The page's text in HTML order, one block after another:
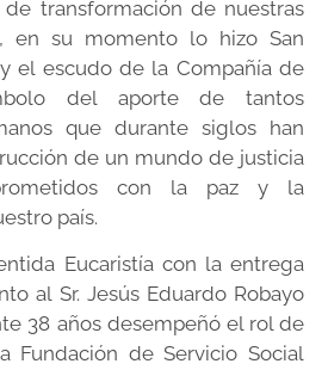
transformación de nuestras
en su momento lo hizo San
el escudo de la Compañía de
del aporte de tantos
que durante siglos han
de un mundo de justicia
con la paz y la
país.
Eucaristía con la entrega
al Sr. Jesús Eduardo Robayo
38 años desempeñó el rol de
Fundación de Servicio Social